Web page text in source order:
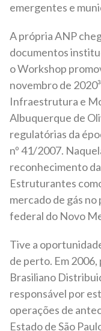
emergentes e
A própria ANP
documentos
o Workshop
novembro de
Infraestrutura e
Albuquerque de
regulatórias da
nº 41/2007.
reconhecimento
Estruturantes
mercado de gás no
federal do Novo
Tive a
de perto. Em
Brasiliano
responsável por
operações de
Estado de São